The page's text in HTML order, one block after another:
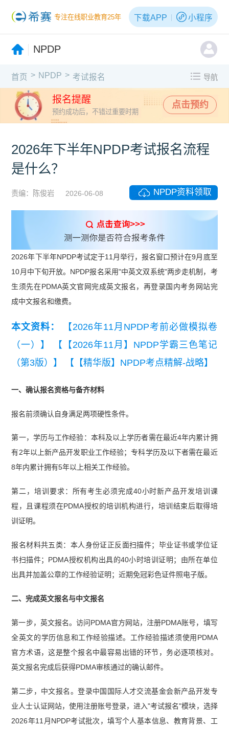
专注在线职业教育25年 下载APP 小程序
NPDP
首页 > NPDP > 考试报名 导航
报名提醒
预约成功后，不错过重要时期
点击预约
2026年下半年NPDP考试报名流程
是什么？
责编：陈俊岩 2026-06-08 NPDP资料领取
2026年下半年NPDP考试定于11月举行，报名窗口预计在9月底至
10月中下旬开放。NPDP报名采用"中英文双系统"两步走机制，考
生须先在PDMA英文官网完成英文报名，再登录国内考务网站完
成中文报名和缴费。
本文资料：
【2026年11月NPDP考前必做模拟卷
（一）】
【【2026年11月】NPDP学霸三色笔记
（第3版）】
【【精华版】NPDP考点精解-战略】
一、确认报名资格与备齐材料
报名前须确认自身满足两项硬性条件。
第一，学历与工作经验：本科及以上学历者需在最近4年内累计拥
有2年以上新产品开发职业工作经验；专科学历及以下者需在最近
8年内累计拥有5年以上相关工作经验。
第二，培训要求：所有考生必须完成40小时新产品开发培训课
程，且课程须在PDMA授权的培训机构进行，培训结束后取得培
训证明。
报名材料共五类：本人身份证正反面扫描件；毕业证书或学位证
书扫描件；PDMA授权机构出具的40小时培训证明；由所在单位
出具并加盖公章的工作经验证明；近期免冠彩色证件照电子版。
二、完成英文报名与中文报名
第一步，英文报名。访问PDMA官方网站，注册PDMA账号，填写
全英文的学历信息和工作经验描述。工作经验描述须使用PDMA
官方术语，这是整个报名中最容易出错的环节，务必逐项核对。
英文报名完成后获得PDMA审核通过的确认邮件。
第二步，中文报名。登录中国国际人才交流基金会新产品开发专
业人士认证网站，使用注册账号登录，进入"考试报名"模块，选择
2026年11月NPDP考试批次，填写个人基本信息、教育背景、工